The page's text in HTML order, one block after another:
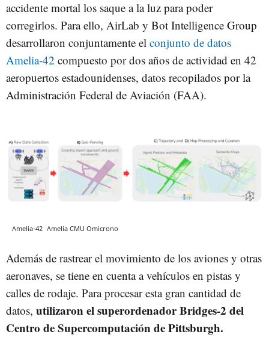
accidente mortal los saque a la luz para poder
corregirlos. Para ello, AirLab y Bot Intelligence Group
desarrollaron conjuntamente el conjunto de datos
Amelia-42 compuesto por dos años de actividad en 42
aeropuertos estadounidenses, datos recopilados por la
Administración Federal de Aviación (FAA).
Amelia-42 Amelia CMU Omicrono
Además de rastrear el movimiento de los aviones y otras
aeronaves, se tiene en cuenta a vehículos en pistas y
calles de rodaje. Para procesar esta gran cantidad de
datos, utilizaron el superordenador Bridges-2 del
Centro de Supercomputación de Pittsburgh.